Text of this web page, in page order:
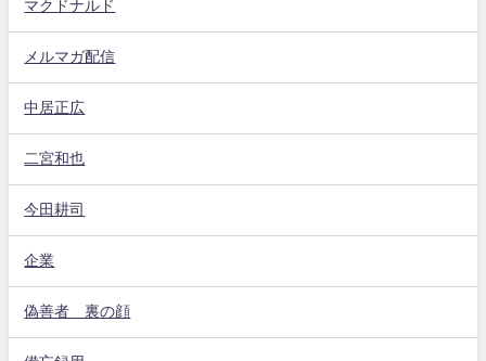
マクドナルド
メルマガ配信
中居正広
二宮和也
今田耕司
企業
偽善者 裏の顔